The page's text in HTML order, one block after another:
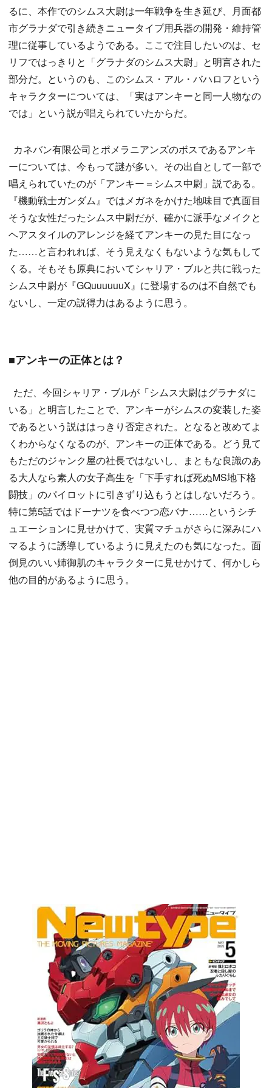
るに、本作でのシムス大尉は一年戦争を生き延び、月面都
市グラナダで引き続きニュータイプ用兵器の開発・維持管
理に従事しているようである。ここで注目したいのは、セ
リフではっきりと「グラナダのシムス大尉」と明言された
部分だ。というのも、このシムス・アル・バハロフという
キャラクターについては、「実はアンキーと同一人物なの
では」という説が唱えられていたからだ。
カネバン有限公司とポメラニアンズのボスであるアンキ
ーについては、今もって謎が多い。その出自として一部で
唱えられていたのが「アンキー＝シムス中尉」説である。
『機動戦士ガンダム』ではメガネをかけた地味目で真面目
そうな女性だったシムス中尉だが、確かに派手なメイクと
ヘアスタイルのアレンジを経てアンキーの見た目になっ
た……と言われれば、そう見えなくもないような気もして
くる。そもそも原典においてシャリア・ブルと共に戦った
シムス中尉が『GQuuuuuuX』に登場するのは不自然でも
ないし、一定の説得力はあるように思う。
■アンキーの正体とは？
ただ、今回シャリア・ブルが「シムス大尉はグラナダに
いる」と明言したことで、アンキーがシムスの変装した姿
であるという説ははっきり否定された。となると改めてよ
くわからなくなるのが、アンキーの正体である。どう見て
もただのジャンク屋の社長ではないし、まともな良識のあ
る大人なら素人の女子高生を「下手すれば死ぬMS地下格
闘技」のパイロットに引きずり込もうとはしないだろう。
特に第5話ではドーナツを食べつつ恋バナ……というシチ
ュエーションに見せかけて、実質マチュがさらに深みにハ
マるように誘導しているように見えたのも気になった。面
倒見のいい姉御肌のキャラクターに見せかけて、何かしら
他の目的があるように思う。